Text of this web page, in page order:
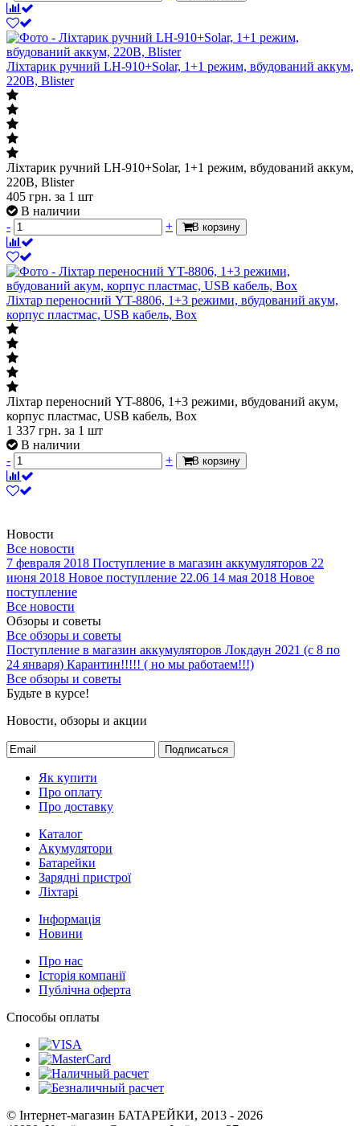
Ліхтарик ручний LH-910+Solar, 1+1 режим, вбудований аккум,
220B, Blister
Ліхтарик ручний LH-910+Solar, 1+1 режим, вбудований аккум,
220B, Blister
405 грн. за 1 шт
В наличии
-
+ В корзину
Ліхтар переносний YT-8806, 1+3 режими, вбудований акум,
корпус пластмас, USB кабель, Box
Ліхтар переносний YT-8806, 1+3 режими, вбудований акум,
корпус пластмас, USB кабель, Box
1 337 грн. за 1 шт
В наличии
-
+ В корзину
Новости
Все новости
7 февраля 2018 Поступление в магазин аккумуляторов 22
июня 2018 Новое поступление 22.06 14 мая 2018 Новое
поступление
Все новости
Обзоры и советы
Все обзоры и советы
Поступление в магазин аккумуляторов Локдаун 2021 (с 8 по
24 января) Карантин!!!!! ( но мы работаем!!!)
Все обзоры и советы
Будьте в курсе!
Новости, обзоры и акции
Подписаться
Як купити
Про оплату
Про доставку
Каталог
Акумулятори
Батарейки
Зарядні пристрої
Ліхтарі
Інформація
Новини
Про нас
Історія компанії
Публічна оферта
Способы оплаты
© Інтернет-магазин БАТАРЕЙКИ, 2013 - 2026